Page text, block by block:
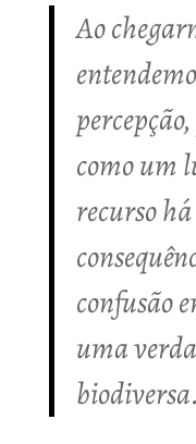
Ao
como um
recurso
confusão
uma
biodiversa.